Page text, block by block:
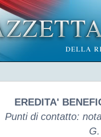
EREDITA'
Punti di contatto: